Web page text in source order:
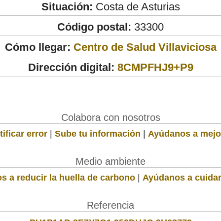
Situación: Costa de Asturias
Código postal: 33300
Cómo llegar: Centro de Salud Villaviciosa
Dirección digital: 8CMPFHJ9+P9
Colabora con nosotros
error | Sube tu información | Ayúdanos a
Medio ambiente
a reducir la huella de carbono | Ayúdanos a
Referencia